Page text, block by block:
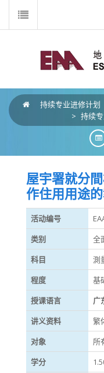
持续专业进修计划
> 持续
屋宇署就分
作住用用途
活动编号
类别
全
科目
測
程度
基
授课语言
广
讲义资料
繁
对象
所
学分